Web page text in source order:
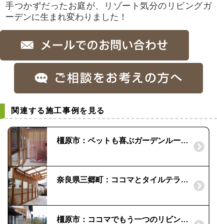
手つかずだったお庭が、リゾート気分のリビングガ
ーデンに生まれ変わりました！
関連する施工事例を見る
橿原市：ペットも喜ぶガーデンルーム｜「ＬＩＸＩＬ」ココマ
奈良県三郷町：ココマとタイルテラスでリゾート空間を｜ロールスクリーンで プライベート感もアップ
橿原市：ココマでもう一つのリビングを｜プライベート感溢れる「部屋」